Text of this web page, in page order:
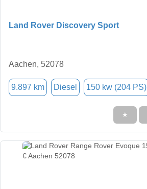
Land Rover Discovery Sport
Aachen, 52078
9.897 km Diesel 150 kw (204 PS)
★